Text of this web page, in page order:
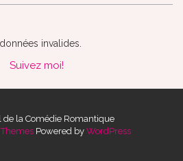
invalides.
Suivez moi!
de la Comédie Romantique
Powered by WordPress